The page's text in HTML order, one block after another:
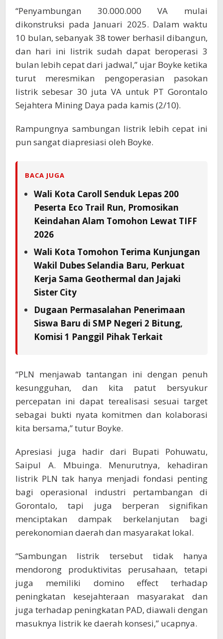
“Penyambungan 30.000.000 VA mulai
dikonstruksi pada Januari 2025. Dalam waktu
10 bulan, sebanyak 38 tower berhasil dibangun,
dan hari ini listrik sudah dapat beroperasi 3
bulan lebih cepat dari jadwal,” ujar Boyke ketika
turut meresmikan pengoperasian pasokan
listrik sebesar 30 juta VA untuk PT Gorontalo
Sejahtera Mining Daya pada kamis (2/10).
Rampungnya sambungan listrik lebih cepat ini
pun sangat diapresiasi oleh Boyke.
BACA JUGA
Wali Kota Caroll Senduk Lepas 200
Peserta Eco Trail Run, Promosikan
Keindahan Alam Tomohon Lewat TIFF
2026
Wali Kota Tomohon Terima Kunjungan
Wakil Dubes Selandia Baru, Perkuat
Kerja Sama Geothermal dan Jajaki
Sister City
Dugaan Permasalahan Penerimaan
Siswa Baru di SMP Negeri 2 Bitung,
Komisi 1 Panggil Pihak Terkait
“PLN menjawab tantangan ini dengan penuh
kesungguhan, dan kita patut bersyukur
percepatan ini dapat terealisasi sesuai target
sebagai bukti nyata komitmen dan kolaborasi
kita bersama,” tutur Boyke.
Apresiasi juga hadir dari Bupati Pohuwatu,
Saipul A. Mbuinga. Menurutnya, kehadiran
listrik PLN tak hanya menjadi fondasi penting
bagi operasional industri pertambangan di
Gorontalo, tapi juga berperan signifikan
menciptakan dampak berkelanjutan bagi
perekonomian daerah dan masyarakat lokal.
“Sambungan listrik tersebut tidak hanya
mendorong produktivitas perusahaan, tetapi
juga memiliki domino effect terhadap
peningkatan kesejahteraan masyarakat dan
juga terhadap peningkatan PAD, diawali dengan
masuknya listrik ke daerah konsesi,” ucapnya.